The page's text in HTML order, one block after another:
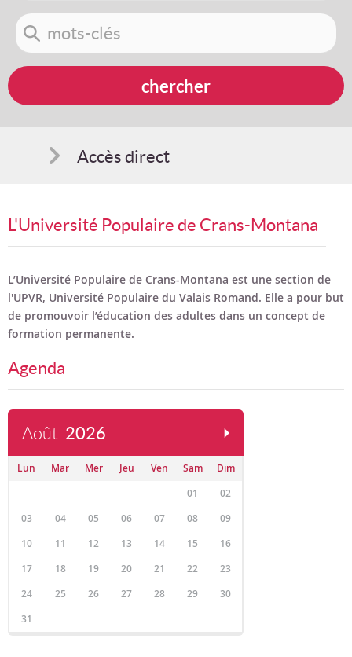
Accès direct
Suggestions
Bon cadeau
Programme en PDF
L'Université Populaire de Crans-Montana
L’Université Populaire de Crans-Montana est une section de
l'UPVR, Université Populaire du Valais Romand. Elle a pour but
de promouvoir l’éducation des adultes dans un concept de
formation permanente.
Agenda
Août 2026
Lun Mar Mer Jeu Ven Sam
Dim
01
02
03
04 05 06 07 08
09
10
11 12 13 14 15
16
17
18 19 20 21 22
23
24
25 26 27 28 29
30
31